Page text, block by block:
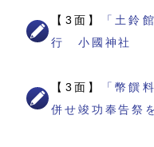
【3面】
「土鈴
行 小國神社
【3面】
「幣饌
併せ竣功奉告祭